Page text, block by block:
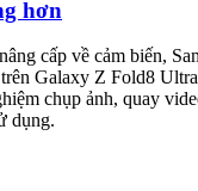
hơn
cấp về cảm biến,
Galaxy Z Fold8
chụp ảnh, quay
dụng.